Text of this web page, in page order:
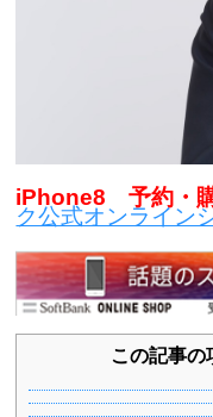
iPhone8 予約・
ク公式オンライン
この記事の